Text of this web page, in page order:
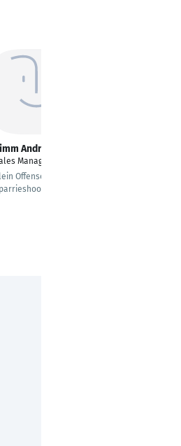
Andresen
Manager Afrika
Offenseth-